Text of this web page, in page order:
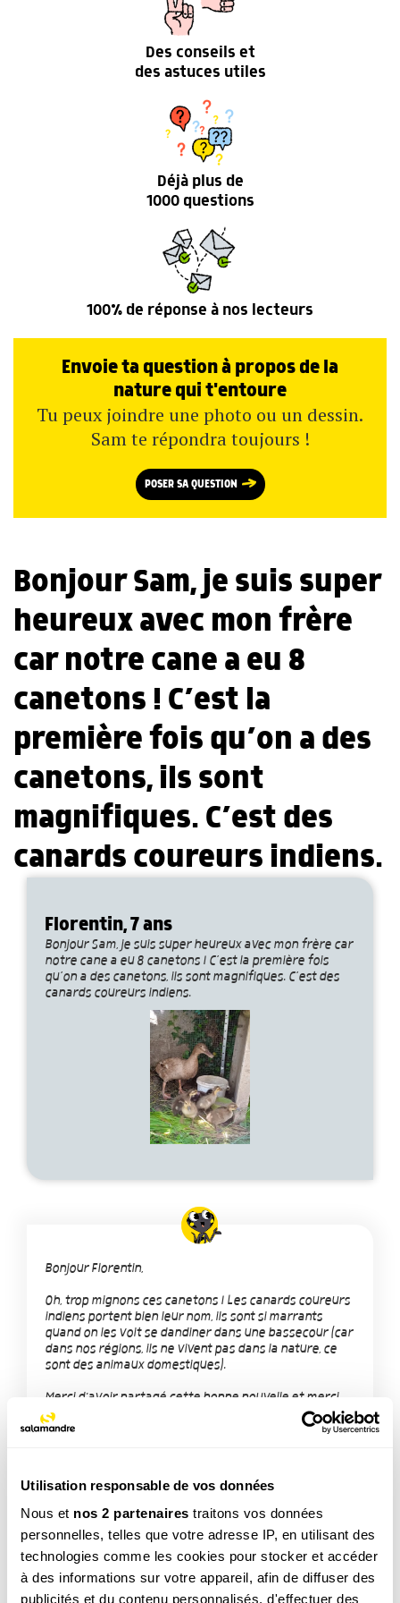
Utilisation responsable de vos données
Nous et nos 2 partenaires traitons vos données
personnelles, telles que votre adresse IP, en utilisant des
technologies comme les cookies pour stocker et accéder
à des informations sur votre appareil, afin de diffuser des
publicités et du contenu personnalisés, d'effectuer des
Des conseils et
des astuces utiles
Déjà plus de
1000 questions
100% de réponse à nos lecteurs
Envoie ta question à propos de la
nature qui t'entoure
Tu peux joindre une photo ou un dessin.
Sam te répondra toujours !
POSER SA QUESTION
Bonjour Sam, je suis super
heureux avec mon frère
car notre cane a eu 8
canetons ! C’est la
première fois qu’on a des
canetons, ils sont
magnifiques. C’est des
canards coureurs indiens.
Florentin, 7 ans
Bonjour Sam, je suis super heureux avec mon frère car
notre cane a eu 8 canetons ! C’est la première fois
qu’on a des canetons, ils sont magnifiques. C’est des
canards coureurs indiens.
Bonjour Florentin,
Oh, trop mignons ces canetons ! Les canards coureurs
indiens portent bien leur nom, ils sont si marrants
quand on les voit se dandiner dans une bassecour (car
dans nos régions, ils ne vivent pas dans la nature, ce
sont des animaux domestiques).
Merci d'avoir partagé cette bonne nouvelle et merci
pour ta photo :-)
TAGS